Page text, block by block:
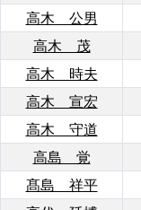
高木 公男
高木 茂
高木 時夫
高木 宣宏
高木 守道
高島 覚
髙島 祥平